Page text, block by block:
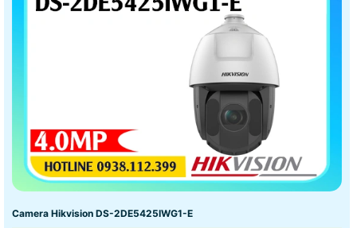
Camera Hikvision DS-2DE5425IWG1-E